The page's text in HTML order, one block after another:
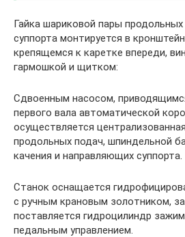
Гайка шариковой пары
суппорта монтируется в
крепящемся к каретке впереди,
гармошкой и щитком:
Сдвоенным насосом,
первого вала автоматической
осуществляется
продольных подач, шпиндельной
качения и направляющих суппорта.
Станок оснащается
с ручным крановым золотником,
поставляется гидроцилиндр
педальным управлением.